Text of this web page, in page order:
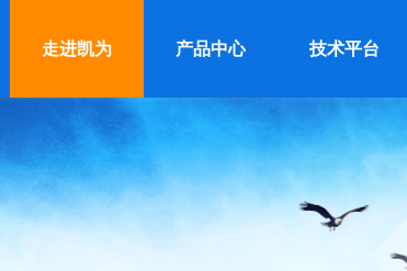
走进凯为 产品中心 技术平台